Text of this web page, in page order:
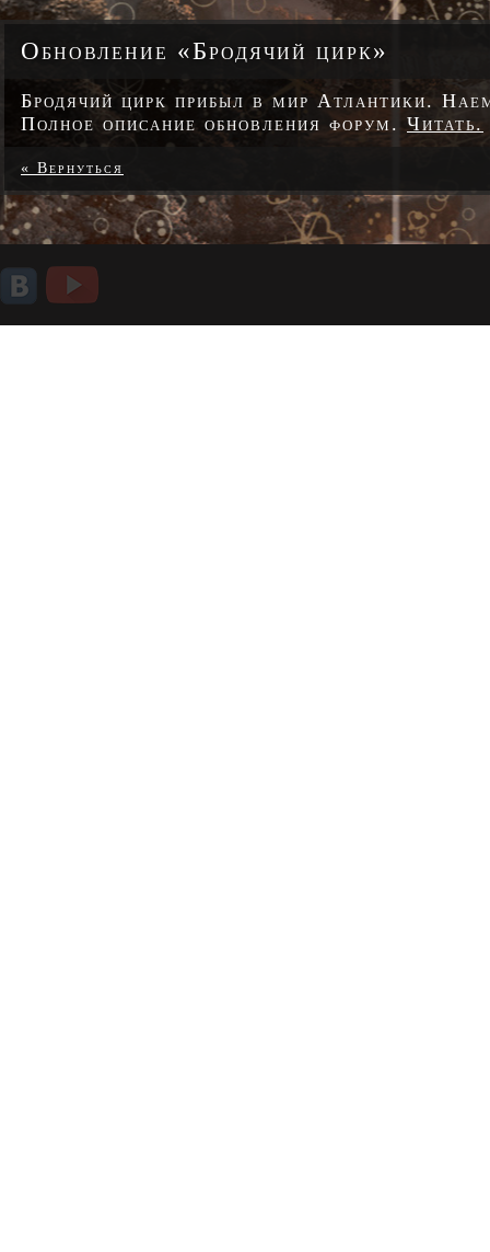
Обновление «Бродячий цирк»
Бродячий цирк прибыл в мир Атлантики.
Полное описание обновления форум. Читать.
« Вернуться